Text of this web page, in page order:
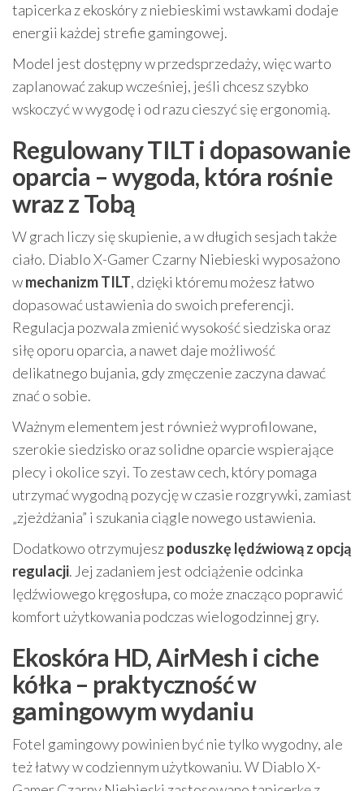
tapicerka z ekoskóry z niebieskimi wstawkami dodaje
energii każdej strefie gamingowej.
Model jest dostępny w przedsprzedaży, więc warto
zaplanować zakup wcześniej, jeśli chcesz szybko
wskoczyć w wygodę i od razu cieszyć się ergonomią.
Regulowany TILT i dopasowanie
oparcia – wygoda, która rośnie
wraz z Tobą
W grach liczy się skupienie, a w długich sesjach także
ciało. Diablo X-Gamer Czarny Niebieski wyposażono
wmechanizm TILT, dzięki któremu możesz łatwo
dopasować ustawienia do swoich preferencji.
Regulacja pozwala zmienić wysokość siedziska oraz
siłę oporu oparcia, a nawet daje możliwość
delikatnego bujania, gdy zmęczenie zaczyna dawać
znać o sobie.
Ważnym elementem jest również wyprofilowane,
szerokie siedzisko oraz solidne oparcie wspierające
plecy i okolice szyi. To zestaw cech, który pomaga
utrzymać wygodną pozycję w czasie rozgrywki, zamiast
„zjeżdżania” i szukania ciągle nowego ustawienia.
Dodatkowo otrzymujeszpoduszkę lędźwiową z opcją
regulacji. Jej zadaniem jest odciążenie odcinka
lędźwiowego kręgosłupa, co może znacząco poprawić
komfort użytkowania podczas wielogodzinnej gry.
Ekoskóra HD, AirMesh i ciche
kółka – praktyczność w
gamingowym wydaniu
Fotel gamingowy powinien być nie tylko wygodny, ale
też łatwy w codziennym użytkowaniu. W Diablo X-